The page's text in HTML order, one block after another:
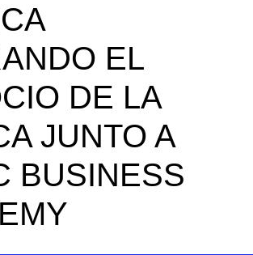
EL
DE LA
JUNTO A
BUSINESS